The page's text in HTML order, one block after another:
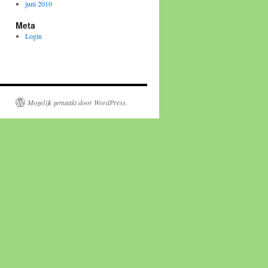
juni 2010
Meta
Login
Mogelijk gemaakt door WordPress.